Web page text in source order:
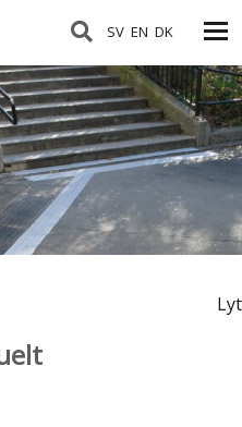
SV EN DK
Lyt